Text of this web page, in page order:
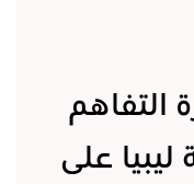
التفاهم
على